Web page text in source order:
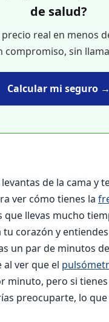
de salud?
precio real en menos
compromiso, sin
Calcular mi seguro →
de la cama y
ver cómo tienes la
que llevas mucho
corazón y
un par de minutos
ver que el
minuto, pero si
preocuparte, lo